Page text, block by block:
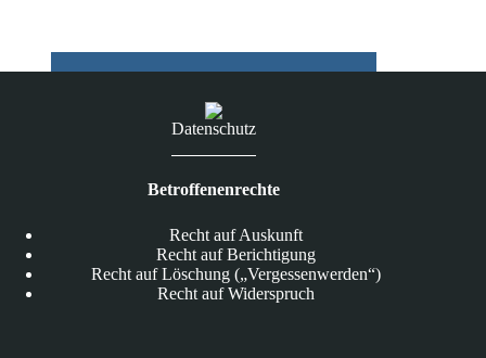
Datenschutz
Betroffenenrechte
Recht auf Auskunft
Recht auf Berichtigung
Recht auf Löschung („Vergessenwerden“)
Recht auf Widerspruch